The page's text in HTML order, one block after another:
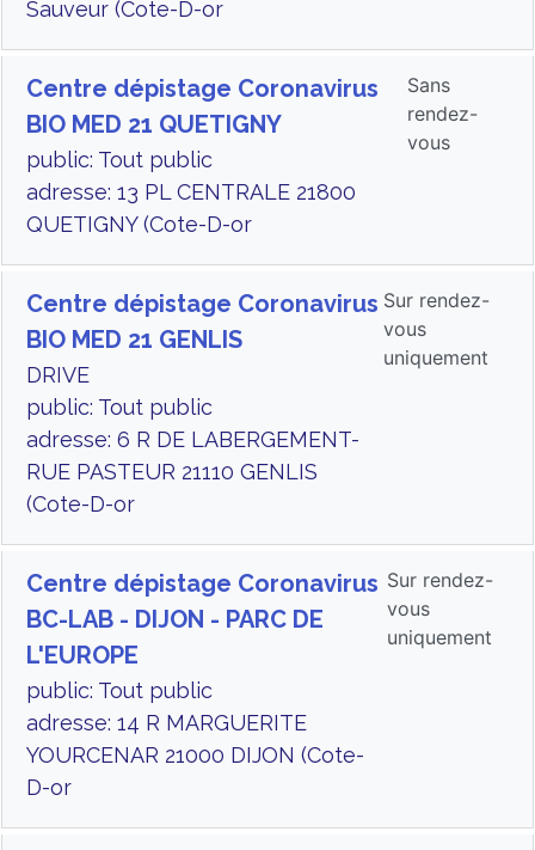
Sauveur (Cote-D-or
Centre dépistage Coronavirus
BIO MED 21 QUETIGNY
public: Tout public
adresse: 13 PL CENTRALE 21800
QUETIGNY (Cote-D-or
Sans
rendez-
vous
Centre dépistage Coronavirus
BIO MED 21 GENLIS
DRIVE
public: Tout public
adresse: 6 R DE LABERGEMENT-
RUE PASTEUR 21110 GENLIS
(Cote-D-or
Sur rendez-
vous
uniquement
Centre dépistage Coronavirus
BC-LAB - DIJON - PARC DE
L'EUROPE
public: Tout public
adresse: 14 R MARGUERITE
YOURCENAR 21000 DIJON (Cote-
D-or
Sur rendez-
vous
uniquement